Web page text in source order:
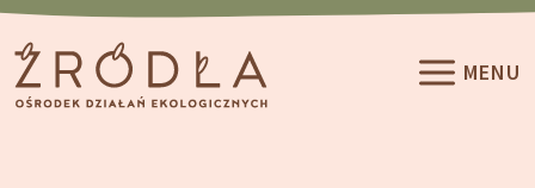
Przeskocz do treści
MENU